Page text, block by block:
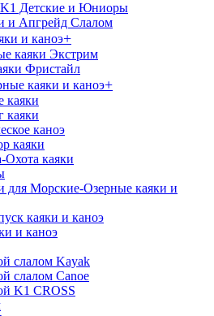
Детские и Юниоры
и Апгрейд Слалом
и каноэ+
каяки Экстрим
Фристайл
каяки и каноэ+
каяки
каяки
каноэ
каяки
Охота каяки
для Морские-Озерные каяки и
каяки и каноэ
и каноэ
слалом Kayak
слалом Canoe
K1 CROSS